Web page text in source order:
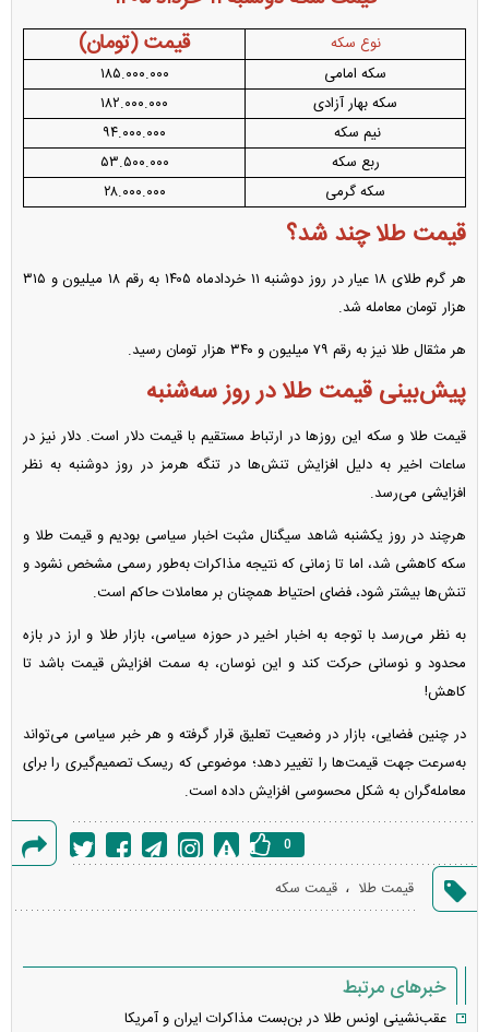
نوع سکه قیمت (تومان)
سکه امامی
۱۸۵.۰۰۰.۰۰۰
سکه بهار آزادی
۱۸۲.۰۰۰.۰۰۰
نیم سکه
۹۴.۰۰۰.۰۰۰
ربع سکه
۵۳.۵۰۰.۰۰۰
سکه گرمی
۲۸.۰۰۰.۰۰۰
قیمت طلا چند شد؟
هر گرم طلای ۱۸ عیار در روز دوشنبه ۱۱ خردادماه ۱۴۰۵ به رقم ۱۸ میلیون و ۳۱۵
هزار تومان معامله شد.
هر مثقال طلا نیز به رقم ۷۹ میلیون و ۳۴۰ هزار تومان رسید.
پیش‌بینی قیمت طلا در روز سه‌شنبه
قیمت طلا و سکه این روز‌ها در ارتباط مستقیم با قیمت دلار است. دلار نیز در
ساعات اخیر به دلیل افزایش تنش‌ها در تنگه هرمز در روز دوشنبه به نظر
افزایشی می‌رسد.
هرچند در روز یکشنبه شاهد سیگنال مثبت اخبار سیاسی بودیم و قیمت طلا و
سکه کاهشی شد، اما تا زمانی که نتیجه مذاکرات به‌طور رسمی مشخص نشود و
تنش‌ها بیشتر شود، فضای احتیاط همچنان بر معاملات حاکم است.
به نظر می‌رسد با توجه به اخبار اخیر در حوزه سیاسی، بازار طلا و ارز در بازه
محدود و نوسانی حرکت کند و این نوسان، به سمت افزایش قیمت باشد تا
کاهش!
در چنین فضایی، بازار در وضعیت تعلیق قرار گرفته و هر خبر سیاسی می‌تواند
به‌سرعت جهت قیمت‌ها را تغییر دهد؛ موضوعی که ریسک تصمیم‌گیری را برای
معامله‌گران به شکل محسوسی افزایش داده است.
خطا
0
قیمت طلا ، قیمت سکه
خبرهای مرتبط
عقب‌نشینی اونس طلا در بن‌بست مذاکرات ایران و آمریکا